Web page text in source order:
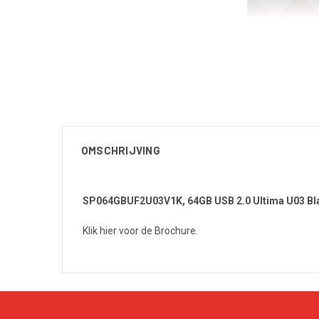
OMSCHRIJVING
SP064GBUF2U03V1K, 64GB USB 2.0 Ultima U03
Klik hier voor de Brochure.